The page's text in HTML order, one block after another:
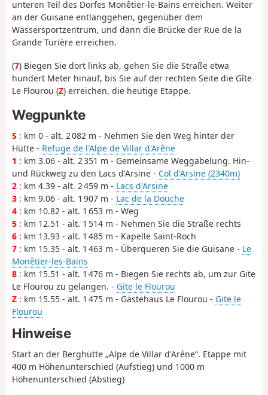
unteren Teil des Dorfes Monêtier-le-Bains erreichen. Weiter
an der Guisane entlanggehen, gegenüber dem
Wassersportzentrum, und dann die Brücke der Rue de la
Grande Turière erreichen.
(7) Biegen Sie dort links ab, gehen Sie die Straße etwa
hundert Meter hinauf, bis Sie auf der rechten Seite die Gîte
Le Flourou (Z) erreichen, die heutige Etappe.
Wegpunkte
S : km 0 - alt. 2 082 m - Nehmen Sie den Weg hinter der
Hütte - Refuge de l'Alpe de Villar d'Arêne
1 : km 3.06 - alt. 2 351 m - Gemeinsame Weggabelung. Hin-
und Rückweg zu den Lacs d'Arsine - Col d'Arsine (2340m)
2 : km 4.39 - alt. 2 459 m - Lacs d'Arsine
3 : km 9.06 - alt. 1 907 m - Lac de la Douche
4 : km 10.82 - alt. 1 653 m - Weg
5 : km 12.51 - alt. 1 514 m - Nehmen Sie die Straße rechts
6 : km 13.93 - alt. 1 485 m - Kapelle Saint-Roch
7 : km 15.35 - alt. 1 463 m - Überqueren Sie die Guisane - Le
Monêtier-les-Bains
8 : km 15.51 - alt. 1 476 m - Biegen Sie rechts ab, um zur Gite
Le Flourou zu gelangen. - Gite le Flourou
Z : km 15.55 - alt. 1 475 m - Gästehaus Le Flourou - Gite le
Flourou
Hinweise
Start an der Berghütte „Alpe de Villar d'Aréne“. Etappe mit
400 m Höhenunterschied (Aufstieg) und 1000 m
Höhenunterschied (Abstieg)